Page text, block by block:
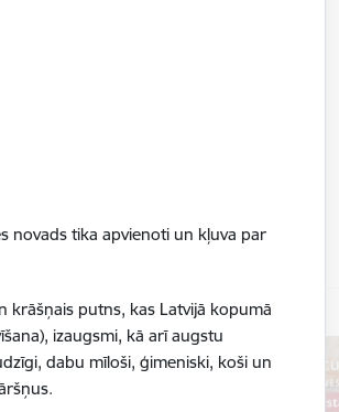
novads tika apvienoti un kļuva par
krāšņais putns, kas Latvijā kopumā
izaugsmi, kā arī augstu
dabu mīloši, ģimeniski, koši un
serve ball Mārupe 2026" sacensības.